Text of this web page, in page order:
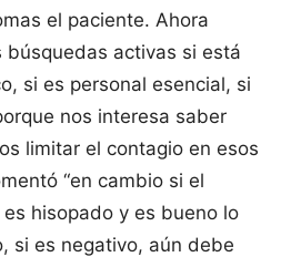
el paciente. Ahora
búsquedas activas si está
si es personal esencial, si
nos interesa saber
limitar el contagio en esos
“en cambio si el
hisopado y es bueno lo
si es negativo, aún debe